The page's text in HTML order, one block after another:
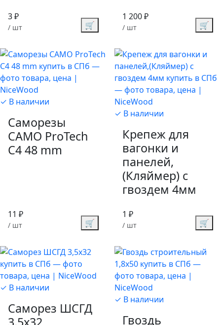
3 ₽
/ шт 🛒
1 200 ₽
/ шт 🛒
✓ В наличии
Саморезы
CAMO ProTech
C4 48 mm
11 ₽
/ шт 🛒
✓ В наличии
Крепеж для
вагонки и
панелей,
(Кляймер) с
гвоздем 4мм
1 ₽
/ шт 🛒
✓ В наличии
Саморез ШСГД
✓ В наличии
Гвоздь